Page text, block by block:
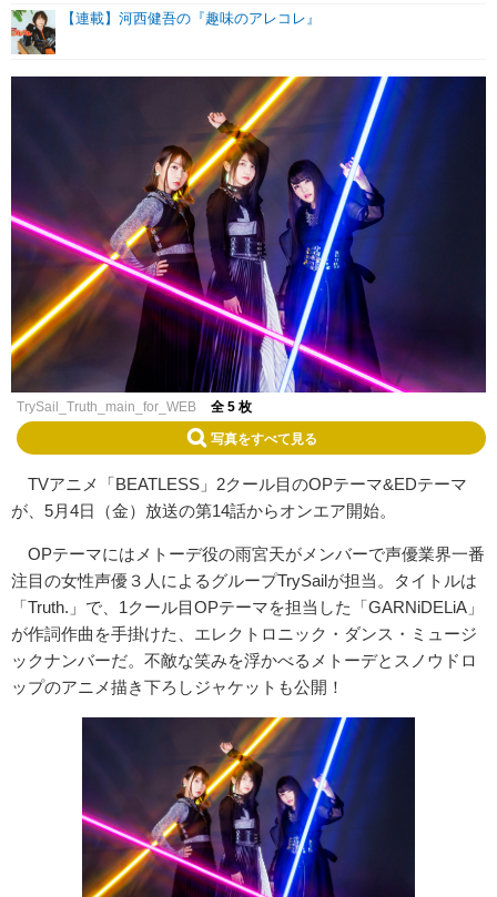
【連載】河西健吾の『趣味のアレコレ』
TrySail_Truth_main_for_WEB 全 5 枚
写真をすべて見る
TVアニメ「BEATLESS」2クール目のOPテーマ&EDテーマ
が、5月4日（金）放送の第14話からオンエア開始。
OPテーマにはメトーデ役の雨宮天がメンバーで声優業界一番
注目の女性声優３人によるグループTrySailが担当。タイトルは
「Truth.」で、1クール目OPテーマを担当した「GARNiDELiA」
が作詞作曲を手掛けた、エレクトロニック・ダンス・ミュージ
ックナンバーだ。不敵な笑みを浮かべるメトーデとスノウドロ
ップのアニメ描き下ろしジャケットも公開！